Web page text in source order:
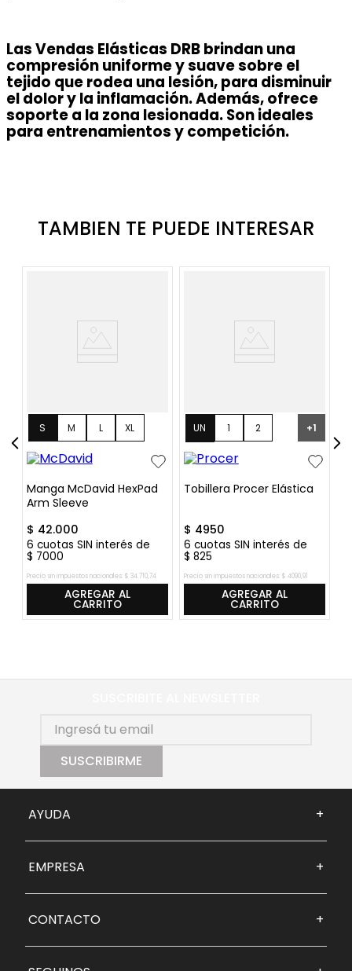
Las Vendas Elásticas DRB brindan una
compresión uniforme y suave sobre el
tejido que rodea una lesión, para disminuir
el dolor y la inflamación. Además, ofrece
soporte a la zona lesionada. Son ideales
para entrenamientos y competición.
TAMBIEN TE PUEDE INTERESAR
S L
M XL
Manga McDavid HexPad
Arm Sleeve
$ 42.000
6 cuotas SIN interés de
$ 7000
Precio sin impuestos nacionales: $ 34.710,74
AGREGAR AL
CARRITO
1 2
3
UN +1
Tobillera Procer Elástica
$ 4950
6 cuotas SIN interés de
$ 825
Precio sin impuestos nacionales: $ 4090,91
AGREGAR AL
CARRITO
SUSCRIBIRME
AYUDA +
EMPRESA +
CONTACTO +